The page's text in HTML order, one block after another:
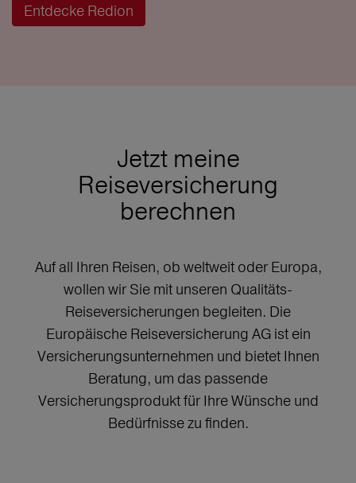
Entdecke Redion
Jetzt meine
Reiseversicherung
berechnen
Auf all Ihren Reisen, ob weltweit oder Europa,
wollen wir Sie mit unseren Qualitäts-
Reiseversicherungen begleiten. Die
Europäische Reiseversicherung AG ist ein
Versicherungsunternehmen und bietet Ihnen
Beratung, um das passende
Versicherungsprodukt für Ihre Wünsche und
Bedürfnisse zu finden.